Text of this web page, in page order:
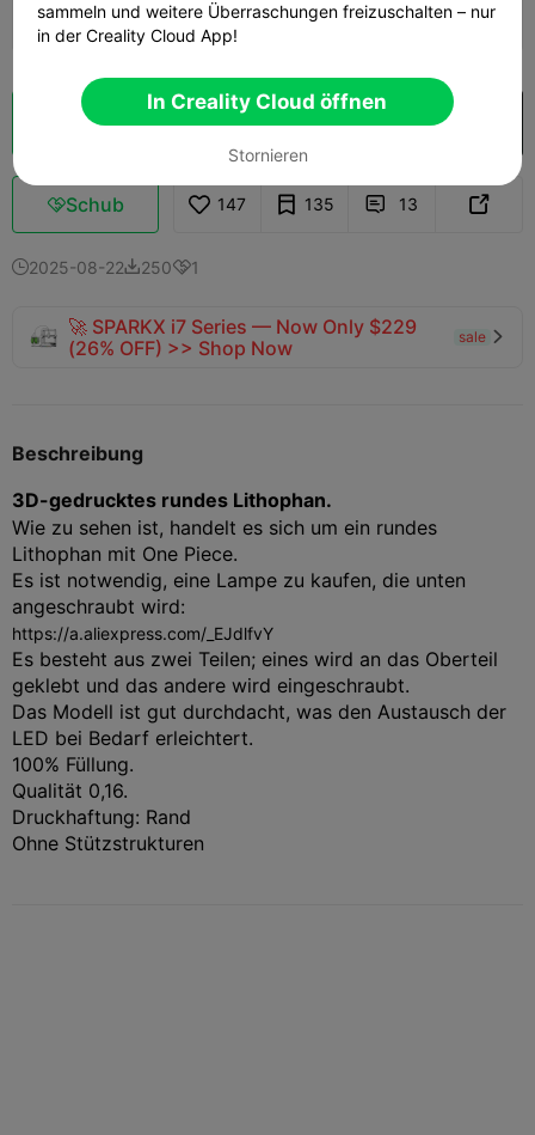
 08h 35m  1 plates  98.95g
Wolkenscheibe In Creality Cloud öffnen
Schub 147 135  13 
2025-08-222501
🚀 SPARKX i7 Series — Now Only $229
(26% OFF) >> Shop Now
sale 
Beschreibung
3D-gedrucktes rundes Lithophan.
Wie zu sehen ist, handelt es sich um ein rundes
Lithophan mit One Piece.
Es ist notwendig, eine Lampe zu kaufen, die unten
angeschraubt wird:
https://a.aliexpress.com/_EJdlfvY
Es besteht aus zwei Teilen; eines wird an das Oberteil
geklebt und das andere wird eingeschraubt.
Das Modell ist gut durchdacht, was den Austausch der
LED bei Bedarf erleichtert.
100% Füllung.
Qualität 0,16.
Druckhaftung: Rand
Ohne Stützstrukturen
sammeln und weitere Überraschungen freizuschalten – nur
in der Creality Cloud App!
In Creality Cloud öffnen
Stornieren